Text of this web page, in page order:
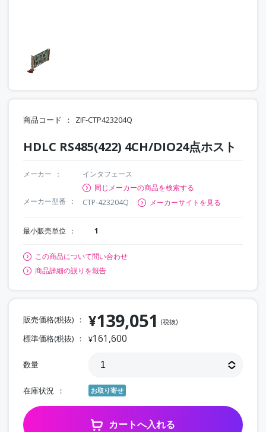
商品コード ZIF-CTP423204Q
HDLC RS485(422) 4CH/DIO24点ホスト
メーカー
インタフェース
同じメーカーの商品を検索する
メーカー型番
CTP-423204Q メーカーサイトを見る
最小販売単位 1
この商品について問い合わせ
商品詳細の誤りを報告
販売価格(税抜) ¥139,051 (税抜)
標準価格(税抜) ¥161,600
数量
在庫状況 お取り寄せ
カートへ入れる